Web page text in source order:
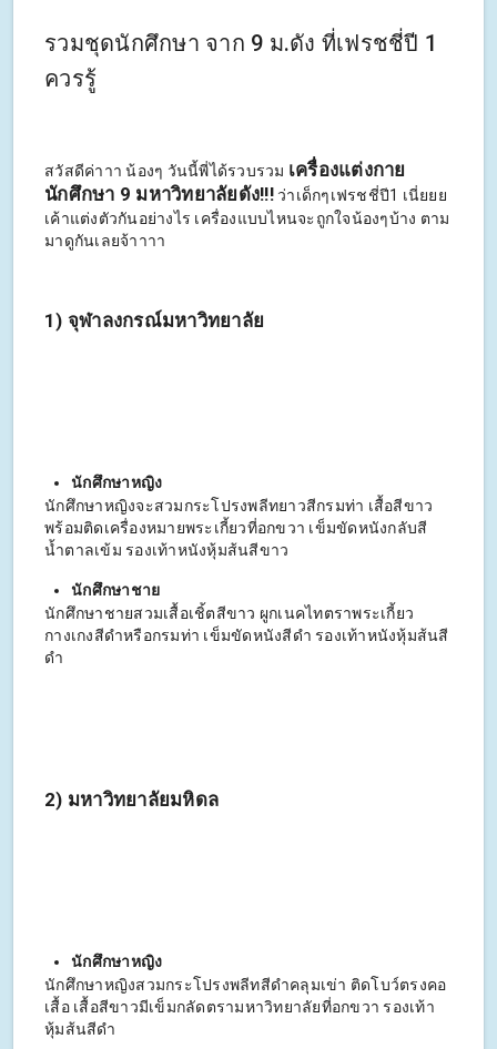
รวมชุดนักศึกษา จาก 9 ม.ดัง ที่เฟรชชี่ปี 1
ควรรู้
สวัสดีค่าาา น้องๆ วันนี้พี่ได้รวบรวม เครื่องแต่งกาย
นักศึกษา 9 มหาวิทยาลัยดัง!!!ว่าเด็กๆเฟรชชี่ปี1 เนี่ยยย
เค้าแต่งตัวกันอย่างไร เครื่องแบบไหนจะถูกใจน้องๆบ้าง ตาม
มาดูกันเลยจ้าาาา
1) จุฬาลงกรณ์มหาวิทยาลัย
นักศึกษาหญิง
นักศึกษาหญิงจะสวมกระโปรงพลีทยาวสีกรมท่า เสื้อสีขาว
พร้อมติดเครื่องหมายพระเกี้ยวที่อกขวา เข็มขัดหนังกลับสี
น้ำตาลเข้ม รองเท้าหนังหุ้มส้นสีขาว
นักศึกษาชาย
นักศึกษาชายสวมเสื้อเชิ้ตสีขาว ผูกเนคไทตราพระเกี้ยว
กางเกงสีดำหรือกรมท่า เข็มขัดหนังสีดำ รองเท้าหนังหุ้มส้นสี
ดำ
2) มหาวิทยาลัยมหิดล
นักศึกษาหญิง
นักศึกษาหญิงสวมกระโปรงพลีทสีดำคลุมเข่า ติดโบว์ตรงคอ
เสื้อ เสื้อสีขาวมีเข็มกลัดตรามหาวิทยาลัยที่อกขวา รองเท้า
หุ้มส้นสีดำ